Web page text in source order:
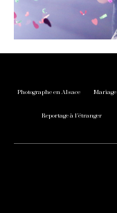
Photographe en Alsace Mariage
Reportage à l’étranger